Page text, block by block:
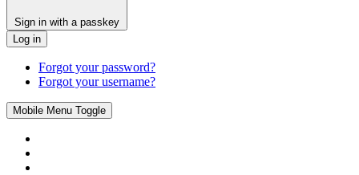
Sign in with a passkey
Log in
Forgot your password?
Forgot your username?
Mobile Menu Toggle